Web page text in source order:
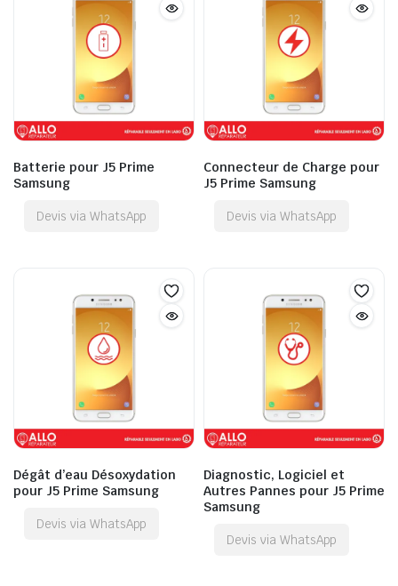
Batterie pour J5 Prime
Samsung
Devis via WhatsApp
Connecteur de Charge pour
J5 Prime Samsung
Devis via WhatsApp
Dégât d’eau Désoxydation
pour J5 Prime Samsung
Devis via WhatsApp
Diagnostic, Logiciel et
Autres Pannes pour J5 Prime
Samsung
Devis via WhatsApp